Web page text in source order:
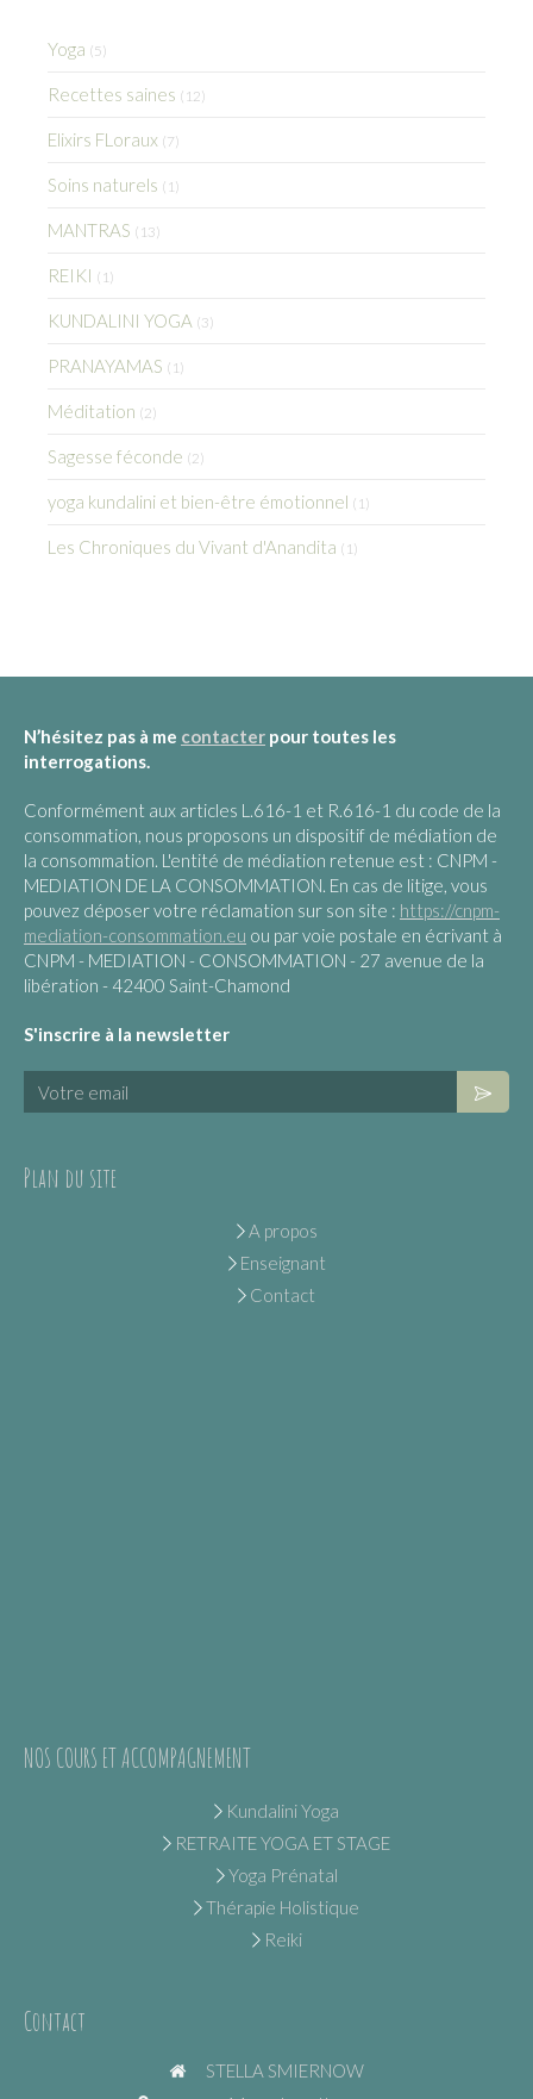
Yoga (5)
Recettes saines (12)
Elixirs FLoraux (7)
Soins naturels (1)
MANTRAS (13)
REIKI (1)
KUNDALINI YOGA (3)
PRANAYAMAS (1)
Méditation (2)
Sagesse féconde (2)
yoga kundalini et bien-être émotionnel (1)
Les Chroniques du Vivant d'Anandita (1)
N’hésitez pas à me contacter pour toutes les
interrogations.
Conformément aux articles L.616-1 et R.616-1 du code de la
consommation, nous proposons un dispositif de médiation de
la consommation. L'entité de médiation retenue est : CNPM -
MEDIATION DE LA CONSOMMATION. En cas de litige, vous
pouvez déposer votre réclamation sur son site : https://cnpm-
mediation-consommation.eu ou par voie postale en écrivant à
CNPM - MEDIATION - CONSOMMATION - 27 avenue de la
libération - 42400 Saint-Chamond
S'inscrire à la newsletter
Votre email
Plan du site
A propos
Enseignant
Contact
NOS COURS ET ACCOMPAGNEMENT
Kundalini Yoga
RETRAITE YOGA ET STAGE
Yoga Prénatal
Thérapie Holistique
Reiki
Contact
STELLA SMIERNOW